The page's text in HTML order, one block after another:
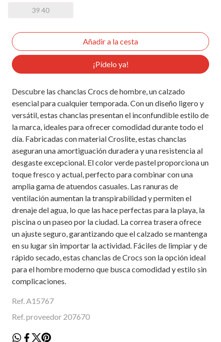
39 40
¡Pídelo ya!
Descubre las chanclas Crocs de hombre, un calzado
esencial para cualquier temporada. Con un diseño ligero y
versátil, estas chanclas presentan el inconfundible estilo de
la marca, ideales para ofrecer comodidad durante todo el
día. Fabricadas con material Croslite, estas chanclas
aseguran una amortiguación duradera y una resistencia al
desgaste excepcional. El color verde pastel proporciona un
toque fresco y actual, perfecto para combinar con una
amplia gama de atuendos casuales. Las ranuras de
ventilación aumentan la transpirabilidad y permiten el
drenaje del agua, lo que las hace perfectas para la playa, la
piscina o un paseo por la ciudad. La correa trasera ofrece
un ajuste seguro, garantizando que el calzado se mantenga
en su lugar sin importar la actividad. Fáciles de limpiar y de
rápido secado, estas chanclas de Crocs son la opción ideal
para el hombre moderno que busca comodidad y estilo sin
complicaciones.
Ref. A15767
Ref. proveedor 207670